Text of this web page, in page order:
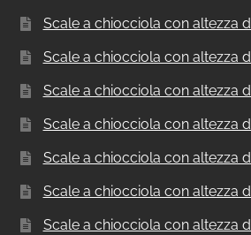
Scale a chiocciola con altezza
Scale a chiocciola con altezza
Scale a chiocciola con altezza
Scale a chiocciola con altezza
Scale a chiocciola con altezza
Scale a chiocciola con altezza
Scale a chiocciola con altezza